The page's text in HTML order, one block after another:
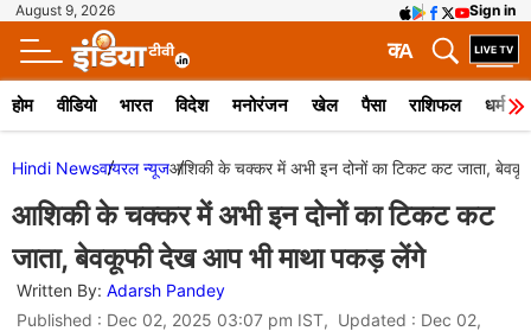
August 9, 2026 Sign in
A
क
होम वीडियो भारत विदेश मनोरंजन खेल पैसा राशिफल धर्म
Hindi Newsवायरल न्‍यूजआशिकी के चक्कर में अभी इन दोनों का टिकट कट जाता,
आशिकी के चक्कर में अभी इन दोनों का टिकट कट
जाता, बेवकूफी देख आप भी माथा पकड़ लेंगे
Written By: Adarsh Pandey
Published : Dec 02, 2025 03:07 pm IST, Updated : Dec 02,